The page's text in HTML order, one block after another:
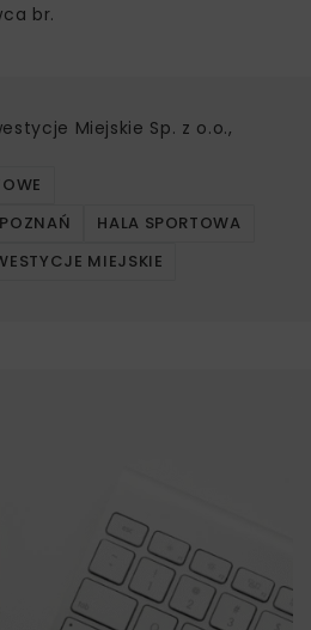
br.
Miejskie Sp. z o.o.,
HALA SPORTOWA
MIEJSKIE